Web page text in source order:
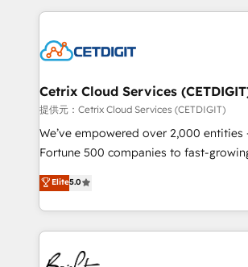
competitive market.
coffee, and we ❤️ dogs. We produce award-winning
Impact Award 🏆2022 Technical
Award 🏆2020 Elite Solutions Partner
Integrations HubSpot Impact Award
Marketing Enablement HubSpot Impact
2018 Website Design HubSpot Impact
Growth-Driven Design Agency of the
Sales Enablement HubSpot Impact
HubSpot COS Performance Award
Cetrix Cloud Services
提供元：Cetrix Cloud Services (CETDIGIT)
We’ve empowered over 2,000
Fortune 500 companies to fast-
and nonprofits — to streamline
revenue, and unlock the full potential of
With deep technical and industry
automation, integration, and AI
lasting impact. We specialize in: • Turnkey and end-
Elite5.0